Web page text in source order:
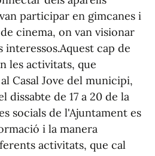
participar en gimcanes i
cinema, on van visionar
cap de
les activitats, que
Casal Jove del municipi,
dissabte de 17 a 20 de la
socials de l'Ajuntament es
i la manera
activitats, que cal